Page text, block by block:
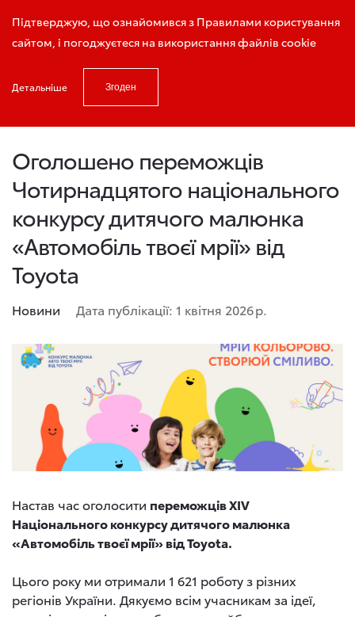
Підтверджую, що ознайомився з Правилами користування
сайтом, і погоджуєтеся на використання файлів cookie
Детальніше Згоден
Запис на тест - драйв
Оголошено переможців
Чотирнадцятого національного
конкурсу дитячого малюнка
«Автомобіль твоєї мрії» від
Toyota
Новини Дата публікації: 1 квітня 2026 р.
Настав час оголосити переможців XIV
Національного конкурсу дитячого малюнка
«Автомобіль твоєї мрії» від Toyota.
Цього року ми отримали 1 621 роботу з різних
регіонів України. Дякуємо всім учасникам за ідеї,